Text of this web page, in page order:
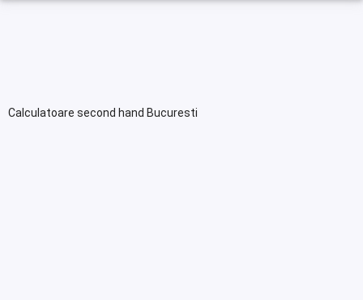
Calculatoare second hand Bucuresti